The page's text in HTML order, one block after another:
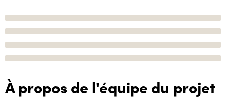
À propos de l'équipe du projet